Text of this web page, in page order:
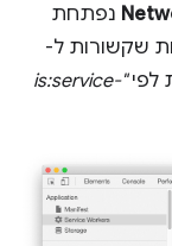
נפתחת
שקשורות ל-
"is:service-